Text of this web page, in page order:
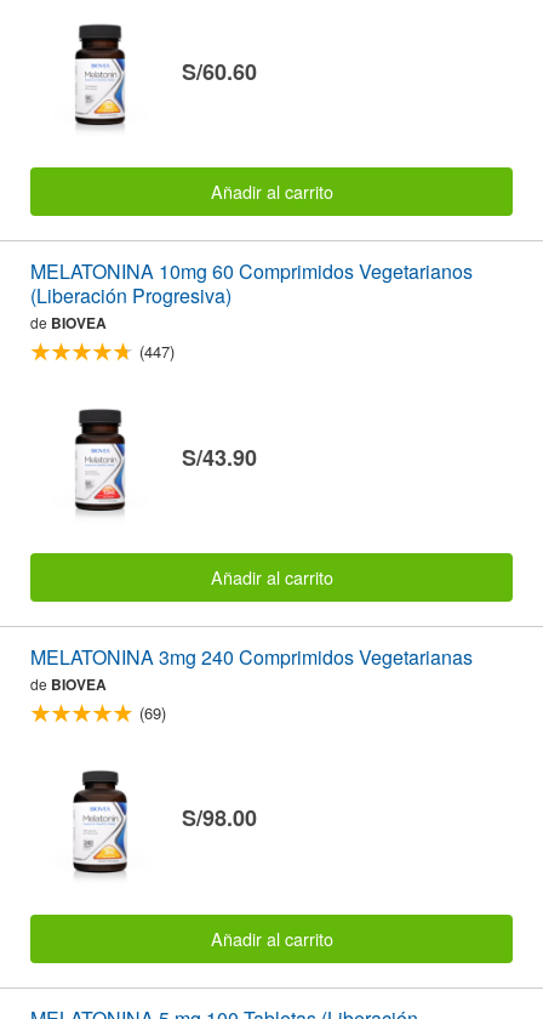
S/60.60
Añadir al carrito
MELATONINA 10mg 60 Comprimidos Vegetarianos
(Liberación Progresiva)
de BIOVEA
(447)
S/43.90
Añadir al carrito
MELATONINA 3mg 240 Comprimidos Vegetarianas
de BIOVEA
(69)
S/98.00
Añadir al carrito